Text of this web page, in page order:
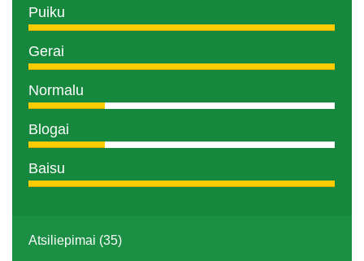
Puiku
Gerai
Normalu
Blogai
Baisu
Atsiliepimai (35)